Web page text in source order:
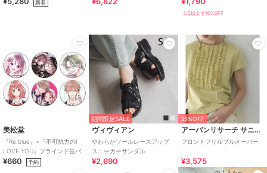
新着
3点以上で10%OFF
美松堂
『Re:blue』×『不可抗力のI
LOVE YOU』ブラインド缶バ
ッジ（全6種）
¥660 予約
期間限定SALE
ヴィヴィアン
やわらかソールレースアップ
スニーカーサンダル
¥2,690
35%OFF
アーバンリサーチ サニーレーベル
フロントフリルプルオーバー
¥3,575